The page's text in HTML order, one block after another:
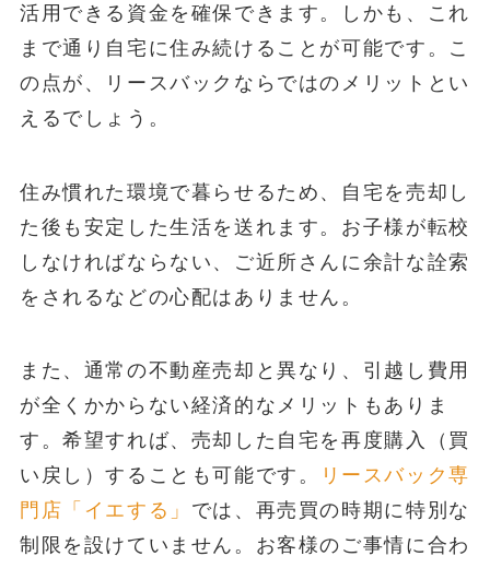
活用できる資金を確保できます。しかも、これ
まで通り自宅に住み続けることが可能です。こ
の点が、リースバックならではのメリットとい
えるでしょう。
住み慣れた環境で暮らせるため、自宅を売却し
た後も安定した生活を送れます。お子様が転校
しなければならない、ご近所さんに余計な詮索
をされるなどの心配はありません。
また、通常の不動産売却と異なり、引越し費用
が全くかからない経済的なメリットもありま
す。希望すれば、売却した自宅を再度購入（買
い戻し）することも可能です。
リースバック専
門店「イエする」 では、再売買の時期に特別な
制限を設けていません。お客様のご事情に合わ